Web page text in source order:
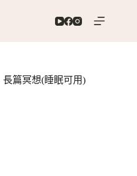
篇冥想(睡眠可用)